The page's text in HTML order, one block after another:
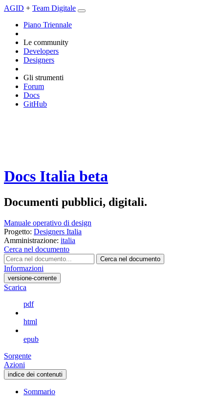
AGID + Team Digitale
Piano Triennale
Le community
Developers
Designers
Gli strumenti
Forum
Docs
GitHub
Docs Italia beta
Documenti pubblici, digitali.
Manuale operativo di design
Progetto: Designers Italia
Amministrazione: italia
Cerca nel documento
Cerca nel documento
Informazioni
versione-corrente
Scarica
pdf
html
epub
Sorgente
Azioni
indice dei contenuti
Sommario